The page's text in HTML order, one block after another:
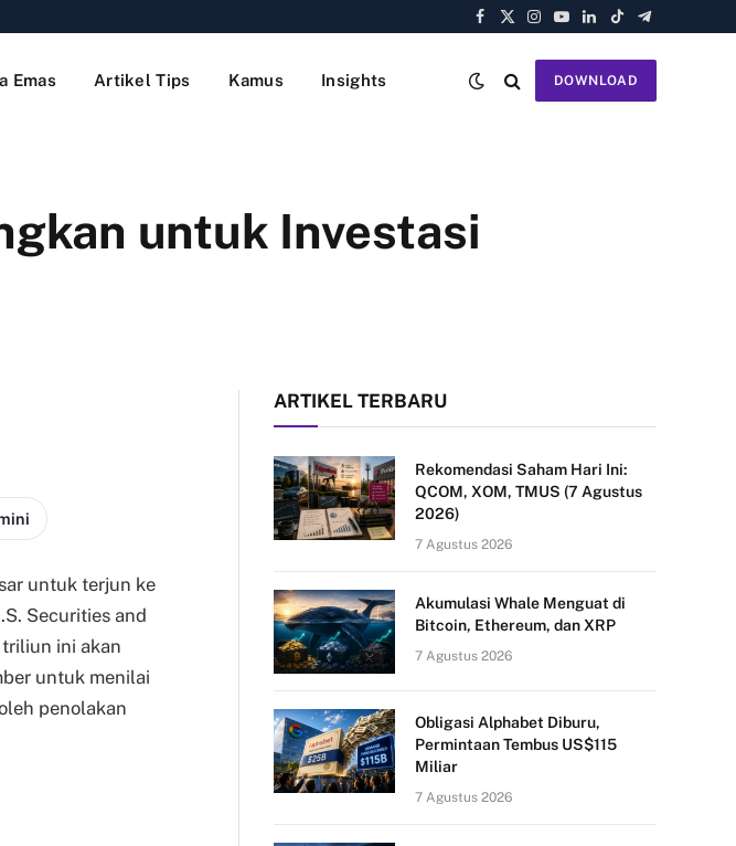
Facebook
X
Instagram
YouTube
LinkedIn
TikTokTelegram
Emas Artikel Tips Kamus Insights DOWNLOAD
untuk Investasi
untuk terjun ke
Securities and
triliun ini akan
untuk menilai
penolakan
ARTIKEL TERBARU
Rekomendasi Saham Hari Ini:
QCOM, XOM, TMUS (7 Agustus
2026)
7 Agustus 2026
Akumulasi Whale Menguat di
Bitcoin, Ethereum, dan XRP
7 Agustus 2026
Obligasi Alphabet Diburu,
Permintaan Tembus US$115
Miliar
7 Agustus 2026